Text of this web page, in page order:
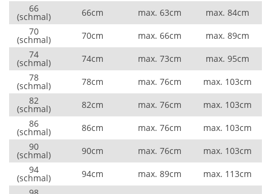
66
(schmal) 66cm max. 63cm
max. 84cm
70
(schmal) 70cm max. 66cm
max. 89cm
74
(schmal) 74cm max. 73cm
max. 95cm
78
(schmal) 78cm max. 76cm
max. 103cm
82
(schmal) 82cm max. 76cm
max. 103cm
86
(schmal) 86cm max. 76cm
max. 103cm
90
(schmal) 90cm max. 76cm
max. 103cm
94
(schmal) 94cm max. 89cm
max. 113cm